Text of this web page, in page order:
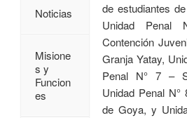
de estudiantes
Unidad
Contención
Granja Yatay,
Penal N° 7 –
Unidad Penal
de Goya, y
Noticias
Misione
s y
Funcion
es